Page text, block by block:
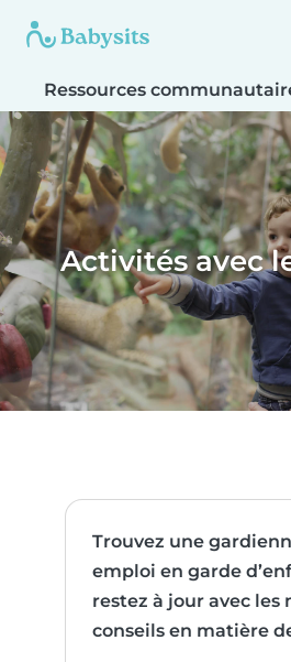
Ressources
Activités avec
Trouvez une
emploi en garde
restez à jour avec les
conseils en matière